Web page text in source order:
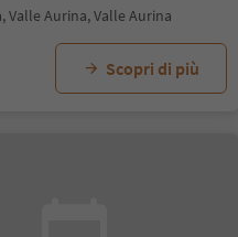
Valle Aurina, Valle Aurina
Scopri di più